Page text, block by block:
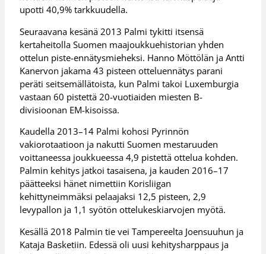
upotti 40,9% tarkkuudella.
Seuraavana kesänä 2013 Palmi tykitti itsensä
kertaheitolla Suomen maajoukkuehistorian yhden
ottelun piste-ennätysmieheksi. Hanno Möttölän ja Antti
Kanervon jakama 43 pisteen otteluennätys parani
peräti seitsemällätoista, kun Palmi takoi Luxemburgia
vastaan 60 pistettä 20-vuotiaiden miesten B-
divisioonan EM-kisoissa.
Kaudella 2013–14 Palmi kohosi Pyrinnön
vakiorotaatioon ja nakutti Suomen mestaruuden
voittaneessa joukkueessa 4,9 pistettä ottelua kohden.
Palmin kehitys jatkoi tasaisena, ja kauden 2016–17
päätteeksi hänet nimettiin Korisliigan
kehittyneimmäksi pelaajaksi 12,5 pisteen, 2,9
levypallon ja 1,1 syötön ottelukeskiarvojen myötä.
Kesällä 2018 Palmin tie vei Tampereelta Joensuuhun ja
Kataja Basketiin. Edessä oli uusi kehitysharppaus ja